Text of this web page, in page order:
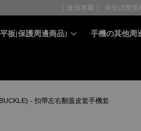
［ 會員專屬 ］ 每筆
板(保護周邊商品) 手機の其他周
- 扣帶左右翻蓋皮套手機套